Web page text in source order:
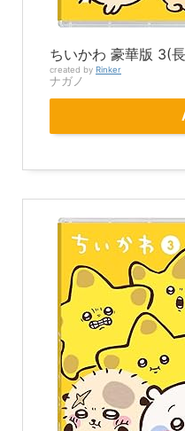
ちいかわ 豪華版 3(
created by Rinker
ナガノ